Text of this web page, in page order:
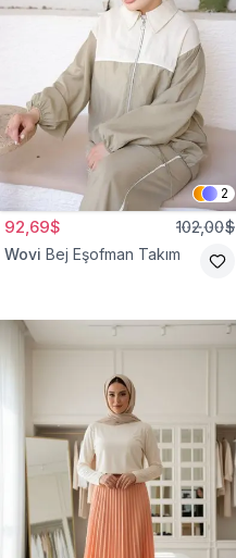
2
92,69$ 102,00$
Wovi Bej Eşofman Takım